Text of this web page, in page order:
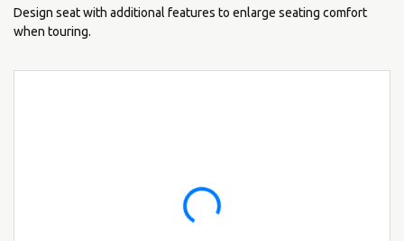
Design seat with additional features to enlarge seating comfort
when touring.